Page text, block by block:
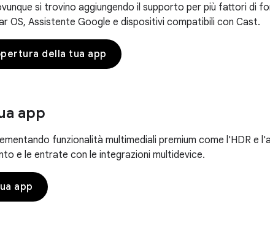
si trovino aggiungendo il supporto per più fattori di
OS, Assistente Google e dispositivi compatibili con Cast.
della tua app
app
funzionalità multimediali premium come l'HDR e
e le entrate con le integrazioni multidevice.
app